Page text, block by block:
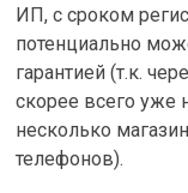
ИП, с сроком
потенциально
гарантией (т.к.
скорее всего уже
несколько
телефонов).